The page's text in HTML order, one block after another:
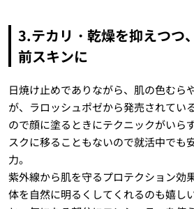
3.テカリ・乾燥を抑えつつ
前スキンに
日焼け止めでありながら、肌の色むら
が、ラロッシュポゼから発売されてい
ので顔に塗るときにテクニックがいら
スクに移ることもないので就活中でも
力。
紫外線から肌を守るプロテクション効
体を自然に明るくしてくれるのも嬉し